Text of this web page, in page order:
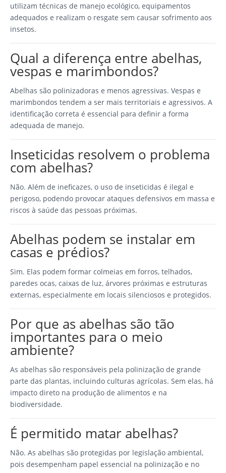
utilizam técnicas de manejo ecológico, equipamentos
adequados e realizam o resgate sem causar sofrimento aos
insetos.
Qual a diferença entre abelhas,
vespas e marimbondos?
Abelhas são polinizadoras e menos agressivas. Vespas e
marimbondos tendem a ser mais territoriais e agressivos. A
identificação correta é essencial para definir a forma
adequada de manejo.
Inseticidas resolvem o problema
com abelhas?
Não. Além de ineficazes, o uso de inseticidas é ilegal e
perigoso, podendo provocar ataques defensivos em massa e
riscos à saúde das pessoas próximas.
Abelhas podem se instalar em
casas e prédios?
Sim. Elas podem formar colmeias em forros, telhados,
paredes ocas, caixas de luz, árvores próximas e estruturas
externas, especialmente em locais silenciosos e protegidos.
Por que as abelhas são tão
importantes para o meio
ambiente?
As abelhas são responsáveis pela polinização de grande
parte das plantas, incluindo culturas agrícolas. Sem elas, há
impacto direto na produção de alimentos e na
biodiversidade.
É permitido matar abelhas?
Não. As abelhas são protegidas por legislação ambiental,
pois desempenham papel essencial na polinização e no